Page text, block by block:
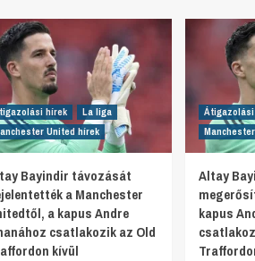
hírek
La liga
United hírek
Bayindir távozását
a Manchester
a kapus Andre
csatlakozik az Old
kívül
Altay
kapus